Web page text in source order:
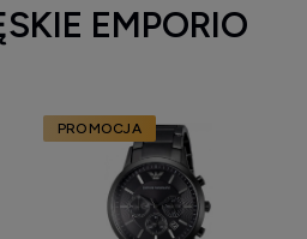
EMPORIO
PROMOCJA